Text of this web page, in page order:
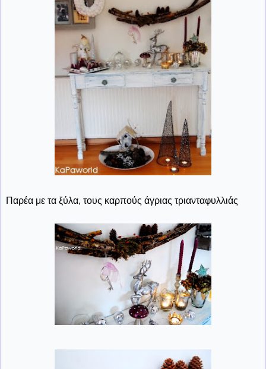
Παρέα με τα ξύλα, τους καρπούς άγριας τριανταφυλλιάς